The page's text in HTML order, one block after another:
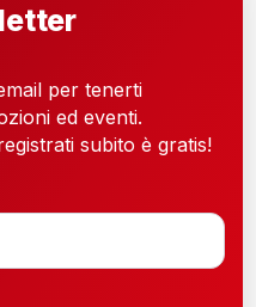
per tenerti
ed eventi.
subito è gratis!